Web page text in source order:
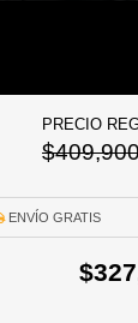
PRECIO
ENVÍO GRATIS